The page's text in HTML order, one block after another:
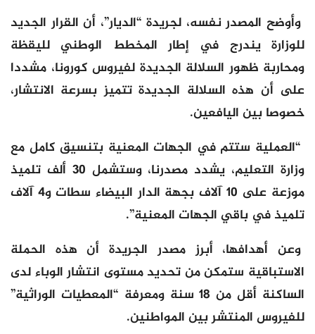
وأوضح المصدر نفسه، لجريدة “الديار”، أن القرار الجديد
للوزارة يندرج في إطار المخطط الوطني لليقظة
ومحاربة ظهور السلالة الجديدة لفيروس كورونا، مشددا
على أن هذه السلالة الجديدة تتميز بسرعة الانتشار،
خصوصا بين اليافعين.
“العملية ستتم في الجهات المعنية بتنسيق كامل مع
وزارة التعليم، يشدد مصدرنا، وستشمل 30 ألف تلميذ
موزعة على 10 آلاف بجهة الدار البيضاء سطات و4 آلاف
تلميذ في باقي الجهات المعنية”.
وعن أهدافها، أبرز مصدر الجريدة أن هذه الحملة
الاستباقية ستمكن من تحديد مستوى انتشار الوباء لدى
الساكنة أقل من 18 سنة ومعرفة “المعطيات الوراثية”
للفيروس المنتشر بين المواطنين.